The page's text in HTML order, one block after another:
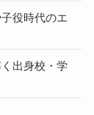
役時代のエ
出身校・学